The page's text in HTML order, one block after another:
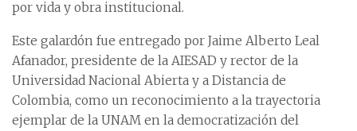
por vida y obra institucional.
Este galardón fue entregado por Jaime Alberto Leal
Afanador, presidente de la AIESAD y rector de la
Universidad Nacional Abierta y a Distancia de
Colombia, como un reconocimiento a la trayectoria
ejemplar de la UNAM en la democratización del